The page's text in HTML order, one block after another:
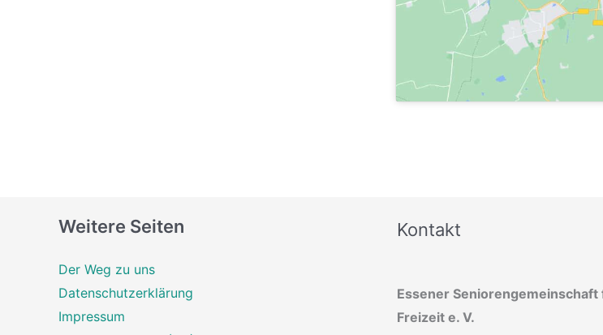
Weitere Seiten
Der Weg zu uns
Datenschutzerklärung
Impressum
Kontakt
Essener Seniorengemeinschaft
Freizeit e. V.